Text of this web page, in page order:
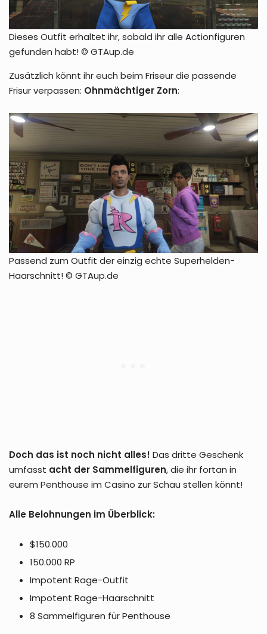
Dieses Outfit erhaltet ihr, sobald ihr alle Actionfiguren
gefunden habt! © GTAup.de
Zusätzlich könnt ihr euch beim Friseur die passende
Frisur verpassen: Ohnmächtiger Zorn:
Passend zum Outfit der einzig echte Superhelden-
Haarschnitt! © GTAup.de
Doch das ist noch nicht alles! Das dritte Geschenk
umfasst acht der Sammelfiguren, die ihr fortan in
eurem Penthouse im Casino zur Schau stellen könnt!
Alle Belohnungen im Überblick:
$150.000
150.000 RP
Impotent Rage-Outfit
Impotent Rage-Haarschnitt
8 Sammelfiguren für Penthouse